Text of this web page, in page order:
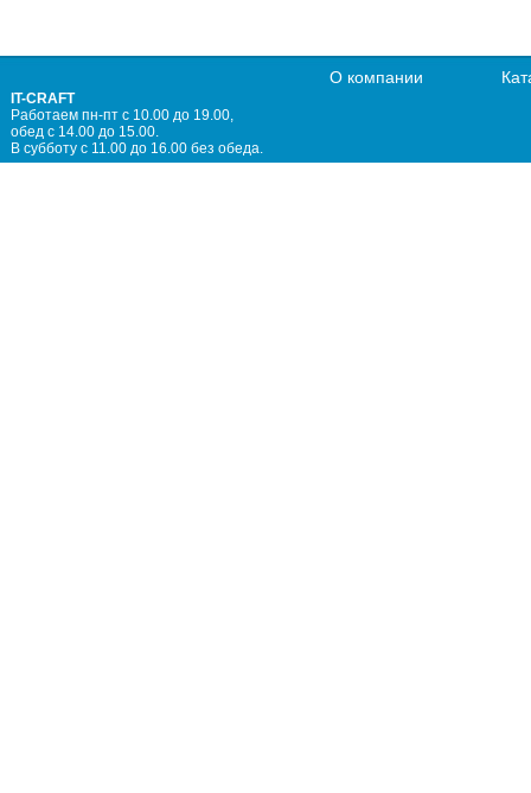
IT-CRAFT
Работаем пн-пт с 10.00 до 19.00,
обед с 14.00 до 15.00.
В субботу с 11.00 до 16.00 без обеда.
О компании